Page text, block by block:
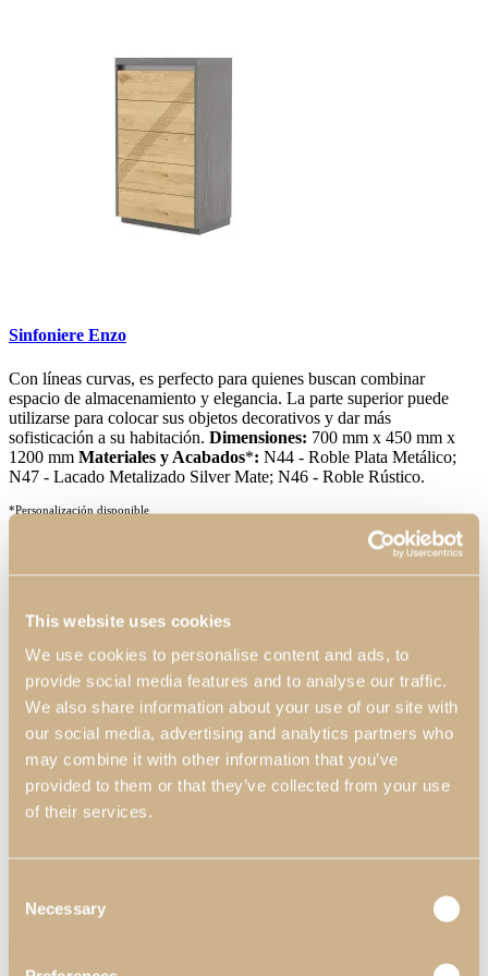
This website uses cookies
We use cookies to personalise content and ads, to
provide social media features and to analyse our traffic.
We also share information about your use of our site with
our social media, advertising and analytics partners who
may combine it with other information that you’ve
provided to them or that they’ve collected from your use
of their services.
Selection
Necessary
Sinfoniere Enzo
Con líneas curvas, es perfecto para quienes buscan combinar
espacio de almacenamiento y elegancia. La parte superior puede
utilizarse para colocar sus objetos decorativos y dar más
sofisticación a su habitación. Dimensiones: 700 mm x 450 mm x
1200 mm Materiales y Acabados*: N44 - Roble Plata Metálico;
N47 - Lacado Metalizado Silver Mate; N46 - Roble Rústico.
*Personalización disponible
Nombre*
Teléfono
Provincia*
Te interesa: